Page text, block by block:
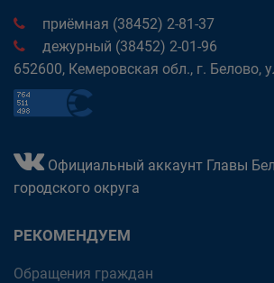
приёмная (38452) 2-81-37
дежурный (38452) 2-01-96
652600, Кемеровская обл., г. Белово,
Официальный аккаунт Главы
городского округа
РЕКОМЕНДУЕМ
Обращения граждан